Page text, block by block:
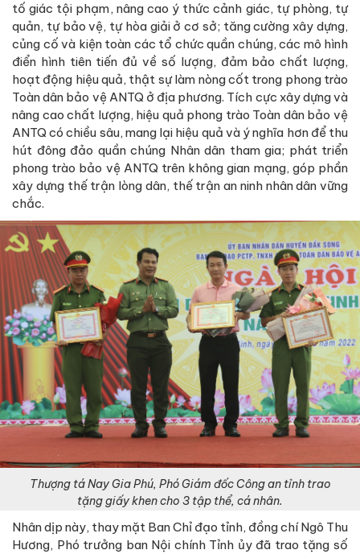
tố giác tội phạm, nâng cao ý thức cảnh giác, tự phòng, tự
quản, tự bảo vệ, tự hòa giải ở cơ sở; tăng cường xây dựng,
củng cố và kiện toàn các tổ chức quần chúng, các mô hình
điển hình tiên tiến đủ về số lượng, đảm bảo chất lượng,
hoạt động hiệu quả, thật sự làm nòng cốt trong phong trào
Toàn dân bảo vệ ANTQ ở địa phương. Tích cực xây dựng và
nâng cao chất lượng, hiệu quả phong trào Toàn dân bảo vệ
ANTQ có chiều sâu, mang lại hiệu quả và ý nghĩa hơn để thu
hút đông đảo quần chúng Nhân dân tham gia; phát triển
phong trào bảo vệ ANTQ trên không gian mạng, góp phần
xây dựng thế trận lòng dân, thế trận an ninh nhân dân vững
chắc.
Thượng tá Nay Gia Phú, Phó Giám đốc Công an tỉnh trao
tặng giấy khen cho 3 tập thể, cá nhân.
Nhân dịp này, thay mặt Ban Chỉ đạo tỉnh, đồng chí Ngô Thu
Hương, Phó trưởng ban Nội chính Tỉnh ủy đã trao tặng số